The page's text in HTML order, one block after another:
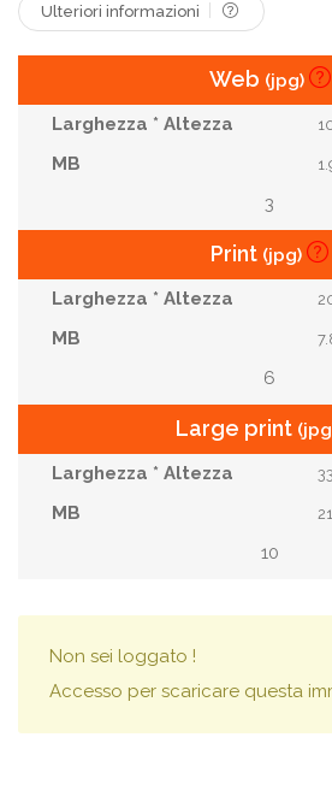
Ulteriori informazioni
Web (jpg)
3
Print (jpg)
6
Large print
10
Non sei loggato !
Accesso per scaricare questa